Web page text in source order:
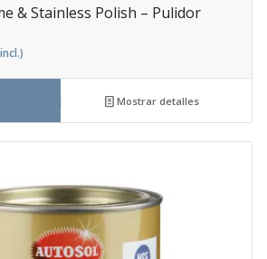
& Stainless Polish – Pulidor
Mostrar detalles